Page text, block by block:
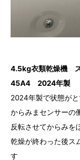
4.5kg衣類乾燥機
45A4 2024年製
2024年製で状態がと
からみまセンサーの
反転させてからみを
乾燥が終わった後ス
す